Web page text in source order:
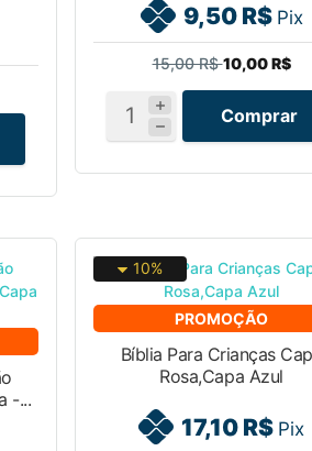
9,50 R$ Pix
15,00 R$10,00 R$
Comprar
-...
PROMOÇÃO
10%
Bíblia Para Crianças
Rosa,Capa Azul
17,10 R$ Pix